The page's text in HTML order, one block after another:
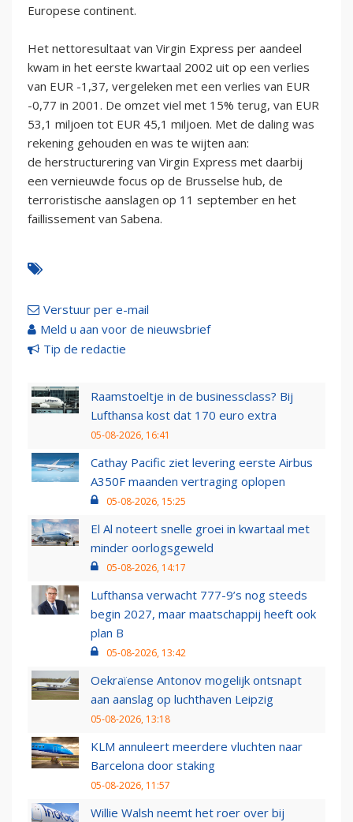
Europese continent.
Het nettoresultaat van Virgin Express per aandeel
kwam in het eerste kwartaal 2002 uit op een verlies
van EUR -1,37, vergeleken met een verlies van EUR
-0,77 in 2001. De omzet viel met 15% terug, van EUR
53,1 miljoen tot EUR 45,1 miljoen. Met de daling was
rekening gehouden en was te wijten aan:
de herstructurering van Virgin Express met daarbij
een vernieuwde focus op de Brusselse hub, de
terroristische aanslagen op 11 september en het
faillissement van Sabena.
Verstuur per e-mail
Meld u aan voor de nieuwsbrief
Tip de redactie
Raamstoeltje in de businessclass? Bij
Lufthansa kost dat 170 euro extra
05-08-2026, 16:41
Cathay Pacific ziet levering eerste Airbus
A350F maanden vertraging oplopen
05-08-2026, 15:25
El Al noteert snelle groei in kwartaal met
minder oorlogsgeweld
05-08-2026, 14:17
Lufthansa verwacht 777-9’s nog steeds
begin 2027, maar maatschappij heeft ook
plan B
05-08-2026, 13:42
Oekraïense Antonov mogelijk ontsnapt
aan aanslag op luchthaven Leipzig
05-08-2026, 13:18
KLM annuleert meerdere vluchten naar
Barcelona door staking
05-08-2026, 11:57
Willie Walsh neemt het roer over bij